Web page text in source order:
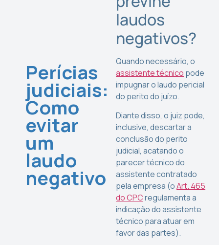
Perícias
judiciais:
Como
evitar
um
laudo
negativo
laudos
negativos?
Quando necessário, o
assistente técnico pode
impugnar o laudo pericial
do perito do juízo.
Diante disso, o juiz pode,
inclusive, descartar a
conclusão do perito
judicial, acatando o
parecer técnico do
assistente contratado
pela empresa (oArt. 465
do CPCregulamenta a
indicação do assistente
técnico para atuar em
favor das partes).